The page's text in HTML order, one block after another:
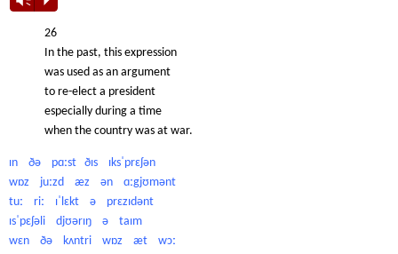
26
In the past, this expression
was used as an argument
to re-elect a president
especially during a time
when the country was at war.
ɪn ðə pɑːst ðɪs ɪksˈprɛʃən
wɒz juːzd æz ən ɑːgjʊmənt
tuː riː ɪˈlɛkt ə prɛzɪdənt
ɪsˈpɛʃəli djʊərɪŋ ə taɪm
wɛn ðə kʌntri wɒz æt wɔː